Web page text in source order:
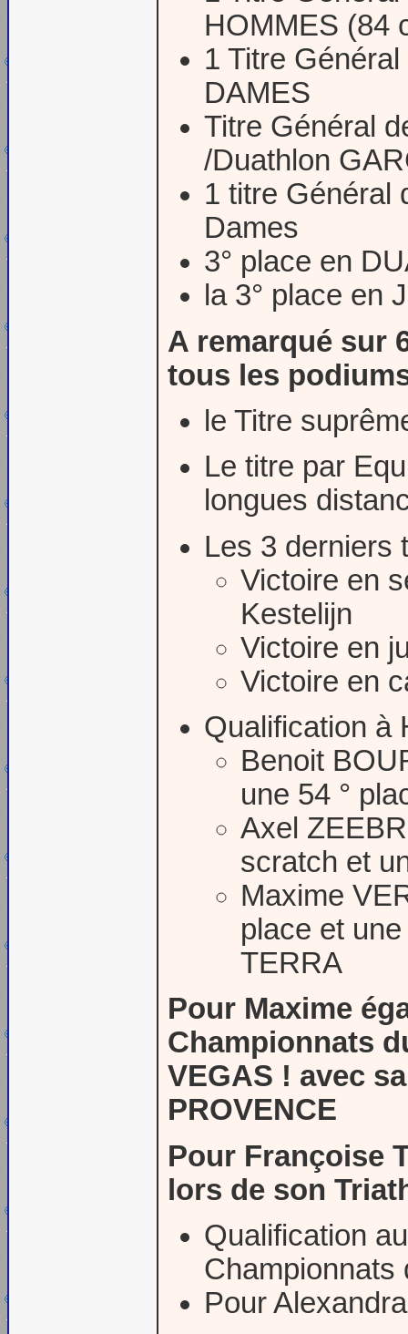
HOMMES (84
1 Titre
DAMES
Titre Général
/Duathlon
1 titre Général
Dames
3° place en
la 3° place en
A remarqué sur
tous les
le Titre
Le titre par
longues
Les 3 derniers
Victoire en
Kestelijn
Victoire en
Victoire en
Qualification à
Benoit
une 54 °
Axel
scratch et
Maxime
place et
TERRA
Pour Maxime
Championnats
VEGAS ! avec
PROVENCE
Pour Françoise
lors de son
Qualification
Championnats
Pour